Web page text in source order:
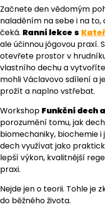
Začnete den vědomým
naladěním na sebe i na
čeká. Ranní lekce s
ale účinnou jógovou praxí.
otevřete prostor v
vlastního dechu a
mohli Václavovo sdílení a
prožít a naplno vstřebat.
Workshop Funkční dech
porozumění tomu, jak
biomechaniky, biochemie
dech využívat jako
lepší výkon, kvalitnější
praxi.
Nejde jen o teorii. Tohle je
do běžného života.